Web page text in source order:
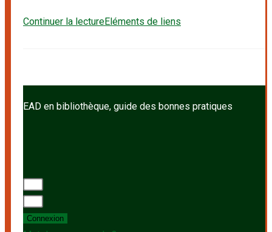
Continuer la lectureEléments de liens
EAD en bibliothèque, guide des bonnes pratiques
Connexion